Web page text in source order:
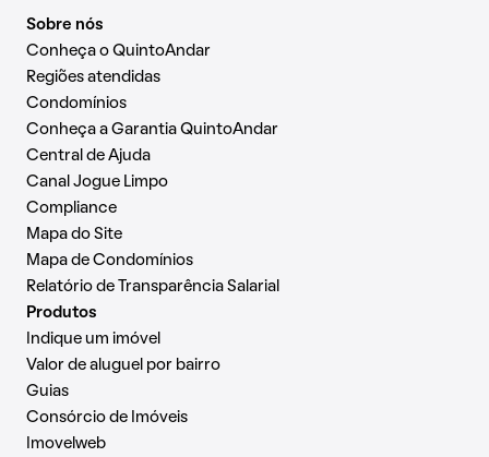
Sobre nós
Conheça o QuintoAndar
Regiões atendidas
Condomínios
Conheça a Garantia QuintoAndar
Central de Ajuda
Canal Jogue Limpo
Compliance
Mapa do Site
Mapa de Condomínios
Relatório de Transparência Salarial
Produtos
Indique um imóvel
Valor de aluguel por bairro
Guias
Consórcio de Imóveis
Imovelweb